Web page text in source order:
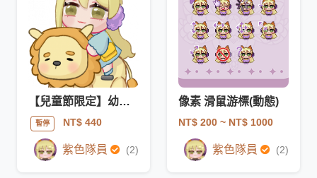
【兒童節限定】幼幼模板
暫停 NT$ 440
紫色隊員 (2)
像素 滑鼠游標(動態)
NT$ 200 ~ NT$ 1000
紫色隊員 (2)